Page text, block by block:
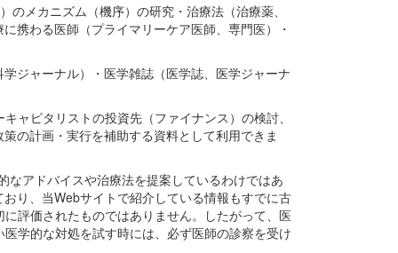
メカニズム（機序）の研究・治療法（治療薬、
携わる医師（プライマリーケア医師、専門医）・
ジャーナル）・医学雑誌（医学誌、医学ジャーナ
ャピタリストの投資先（ファイナンス）の検討、
の計画・実行を補助する資料として利用できま
アドバイスや治療法を提案しているわけではあ
り、当Webサイトで紹介している情報もすでに古
評価されたものではありません。したがって、医
学的な対処を試す時には、必ず医師の診察を受け